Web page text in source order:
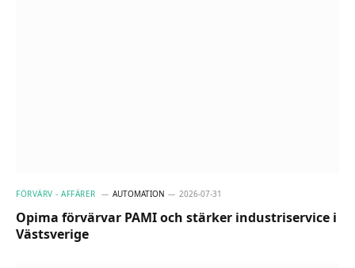
FÖRVÄRV - AFFÄRER AUTOMATION 2026-07-31
Opima förvärvar PAMI och stärker industriservice i
Västsverige